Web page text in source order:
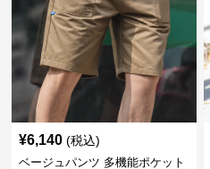
¥6,140 (税込)
ベージュパンツ 多機能ポケット